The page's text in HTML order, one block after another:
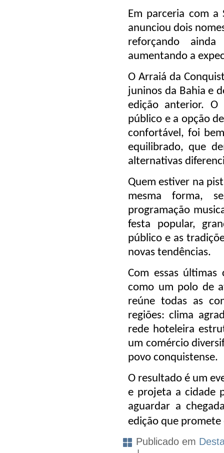
Em parceria com a
anunciou dois
reforçando
aumentando a
O Arraiá da
juninos da Bahia e
edição anterior.
público e a opção
confortável, foi
equilibrado, que
alternativas
Quem estiver na
mesma forma,
programação
festa popular,
público e as
novas tendências.
Com essas
como um polo de
reúne todas as
regiões: clima
rede hoteleira
um comércio
povo conquistense.
O resultado é um
e projeta a cidade
aguardar a
edição que
Publicado em